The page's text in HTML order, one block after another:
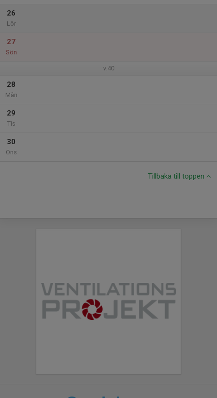
26
Lör
27
Sön
v.40
28
Mån
29
Tis
30
Ons
Tillbaka till toppen